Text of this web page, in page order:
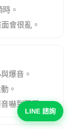
。
會很亂。
爆音。
。
嚇到觀眾。
LINE 諮詢